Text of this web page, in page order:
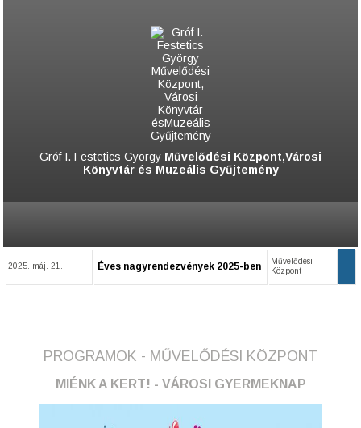
Gróf I. Festetics György Művelődési Központ,Városi
Könyvtár és Muzeális Gyűjtemény
2025. máj. 21., Éves nagyrendezvények 2025-ben
Művelődési
Központ
PROGRAMOK - MŰVELŐDÉSI KÖZPONT
MIÉNK A KERT! - VÁROSI GYERMEKNAP